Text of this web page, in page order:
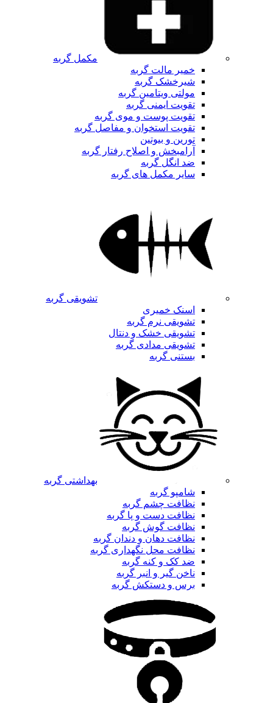
مکمل گربه
خمیر مالت گربه
شیرخشک گربه
مولتی ویتامین گربه
تقویت ایمنی گربه
تقویت پوست و موی گربه
تقویت استخوان و مفاصل گربه
تورین و بیوتین
آرامبخش و اصلاح رفتار گربه
ضد انگل گربه
سایر مکمل های گربه
تشویقی گربه
اسنک خمیری
تشویقی نرم گربه
تشویقی خشک و دنتال
تشویقی مدادی گربه
بستنی گربه
بهداشتی گربه
شامپو گربه
نظافت چشم گربه
نظافت دست و پا گربه
نظافت گوش گربه
نظافت دهان و دندان گربه
نظافت محل نگهداری گربه
ضد کک و کنه گربه
ناخن گیر و انبر گربه
برس و دستکش گربه